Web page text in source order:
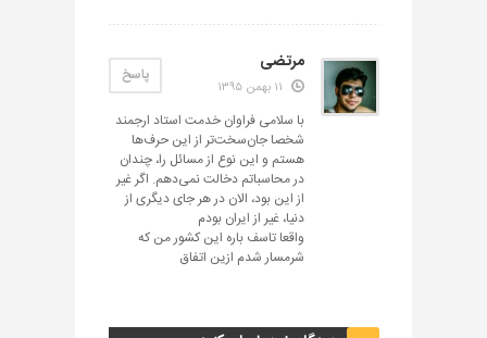
پاسخ مرتضی
با سلامی فراوان خدمت استاد ارجمند
شخصا جان‌سخت‌تر از این حرف‌ها
هستم و این نوع از مسائل را، چندان
در محاسباتم دخالت نمی‌دهم. اگر غیر
از این بود، الان در هر جای دیگری از
دنیا، غیر از ایران بودم
واقعا تاسف باره این کشور من که
شرمسار شدم ازین اتفاق